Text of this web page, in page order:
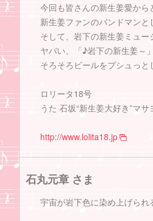
今回も皆さんの新生姜愛か
新生姜ファンのバンドマン
そして、岩下の新生姜ミュ
ヤバい、「♪岩下の新生姜～
そろそろビールをプシュっ
ロリータ18号
うた 石坂“新生姜大好き”マサ
http://www.lolita18.jp
石丸元章 さま
宇宙が岩下色に染め上げられ